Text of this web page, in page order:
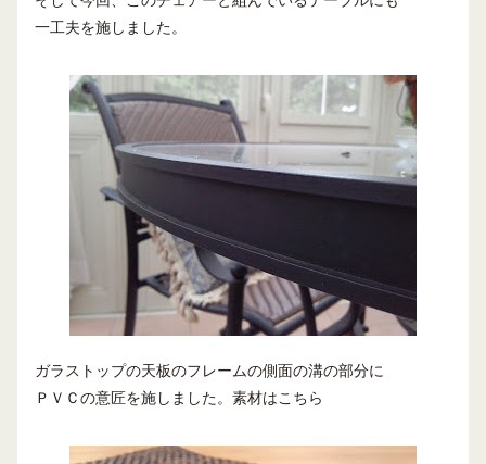
一工夫を施しました。
ガラストップの天板のフレームの側面の溝の部分に
ＰＶＣの意匠を施しました。素材はこちら